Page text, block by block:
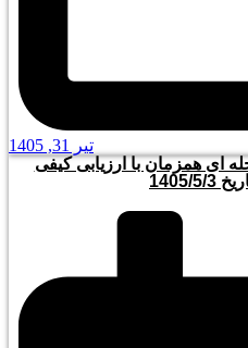
تیر 31, 1405
ای همزمان با ارزیابی کیفی
5/3